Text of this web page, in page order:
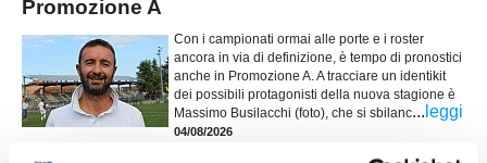
Promozione A
Con i campionati ormai alle porte e i roster
ancora in via di definizione, è tempo di pronostici
anche in Promozione A. A tracciare un identikit
dei possibili protagonisti della nuova stagione è
Massimo Busilacchi (foto), che si sbilanc... leggi
04/08/2026